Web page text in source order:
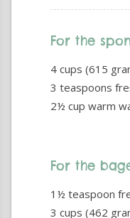
For the
4 cups (615
3 teaspoons
2½ cup warm
For the
1½ teaspoon
3 cups (462